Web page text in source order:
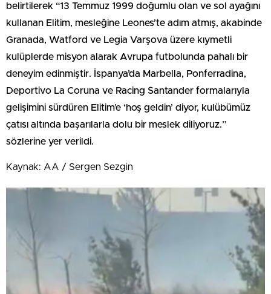
belirtilerek “13 Temmuz 1999 doğumlu olan ve sol ayağını
kullanan Elitim, mesleğine Leones’te adım atmış, akabinde
Granada, Watford ve Legia Varşova üzere kıymetli
kulüplerde misyon alarak Avrupa futbolunda pahalı bir
deneyim edinmiştir. İspanya’da Marbella, Ponferradina,
Deportivo La Coruna ve Racing Santander formalarıyla
gelişimini sürdüren Elitim’e ‘hoş geldin’ diyor, kulübümüz
çatısı altında başarılarla dolu bir meslek diliyoruz.”
sözlerine yer verildi.
Kaynak: AA / Sergen Sezgin